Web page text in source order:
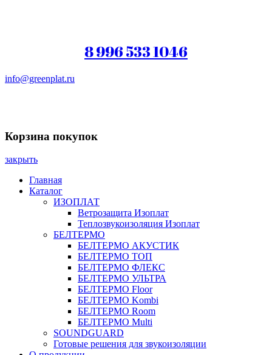
8 996 533 1046
info@greenplat.ru
Корзина покупок
закрыть
Главная
Каталог
ИЗОПЛАТ
Ветрозащита Изоплат
Теплозвукоизоляция Изоплат
БЕЛТЕРМО
БЕЛТЕРМО АКУСТИК
БЕЛТЕРМО ТОП
БЕЛТЕРМО ФЛЕКС
БЕЛТЕРМО УЛЬТРА
БЕЛТЕРМО Floor
БЕЛТЕРМО Kombi
БЕЛТЕРМО Room
БЕЛТЕРМО Multi
SOUNDGUARD
Готовые решения для звукоизоляции